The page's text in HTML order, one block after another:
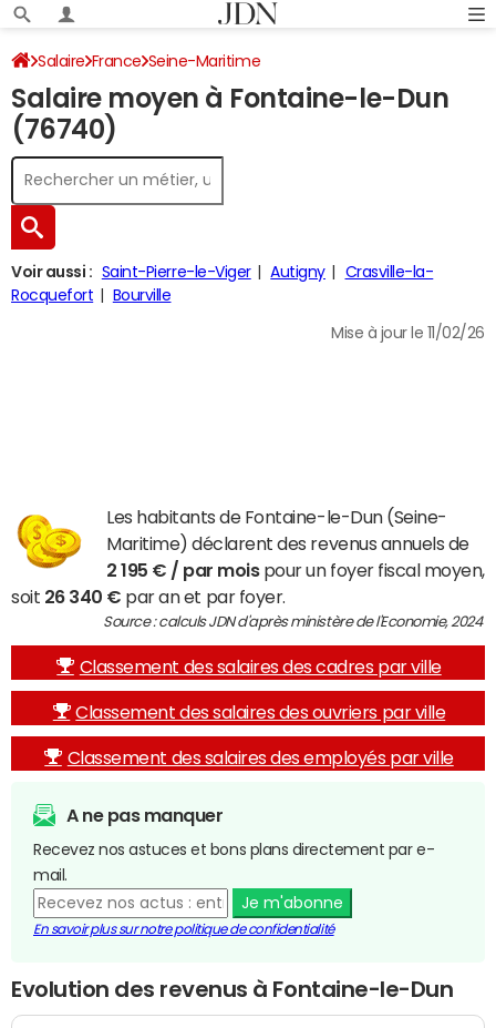
Salaire France Seine-Maritime
Salaire moyen à Fontaine-le-Dun
(76740)
Voir aussi : Saint-Pierre-le-Viger Autigny
Crasville-la-
Rocquefort
Bourville
Mise à jour le 11/02/26
Les habitants de Fontaine-le-Dun (Seine-
Maritime) déclarent des revenus annuels de
2 195 € / par moispour un foyer fiscal moyen,
soit 26 340 € par an et par foyer.
Source : calculs JDN d'après ministère de l'Economie, 2024
Classement des salaires des cadres par ville
Classement des salaires des ouvriers par ville
Classement des salaires des employés par ville
A ne pas manquer
Recevez nos astuces et bons plans directement par e-
mail.
Je m'abonne
En savoir plus sur notre politique de confidentialité
Evolution des revenus à Fontaine-le-Dun